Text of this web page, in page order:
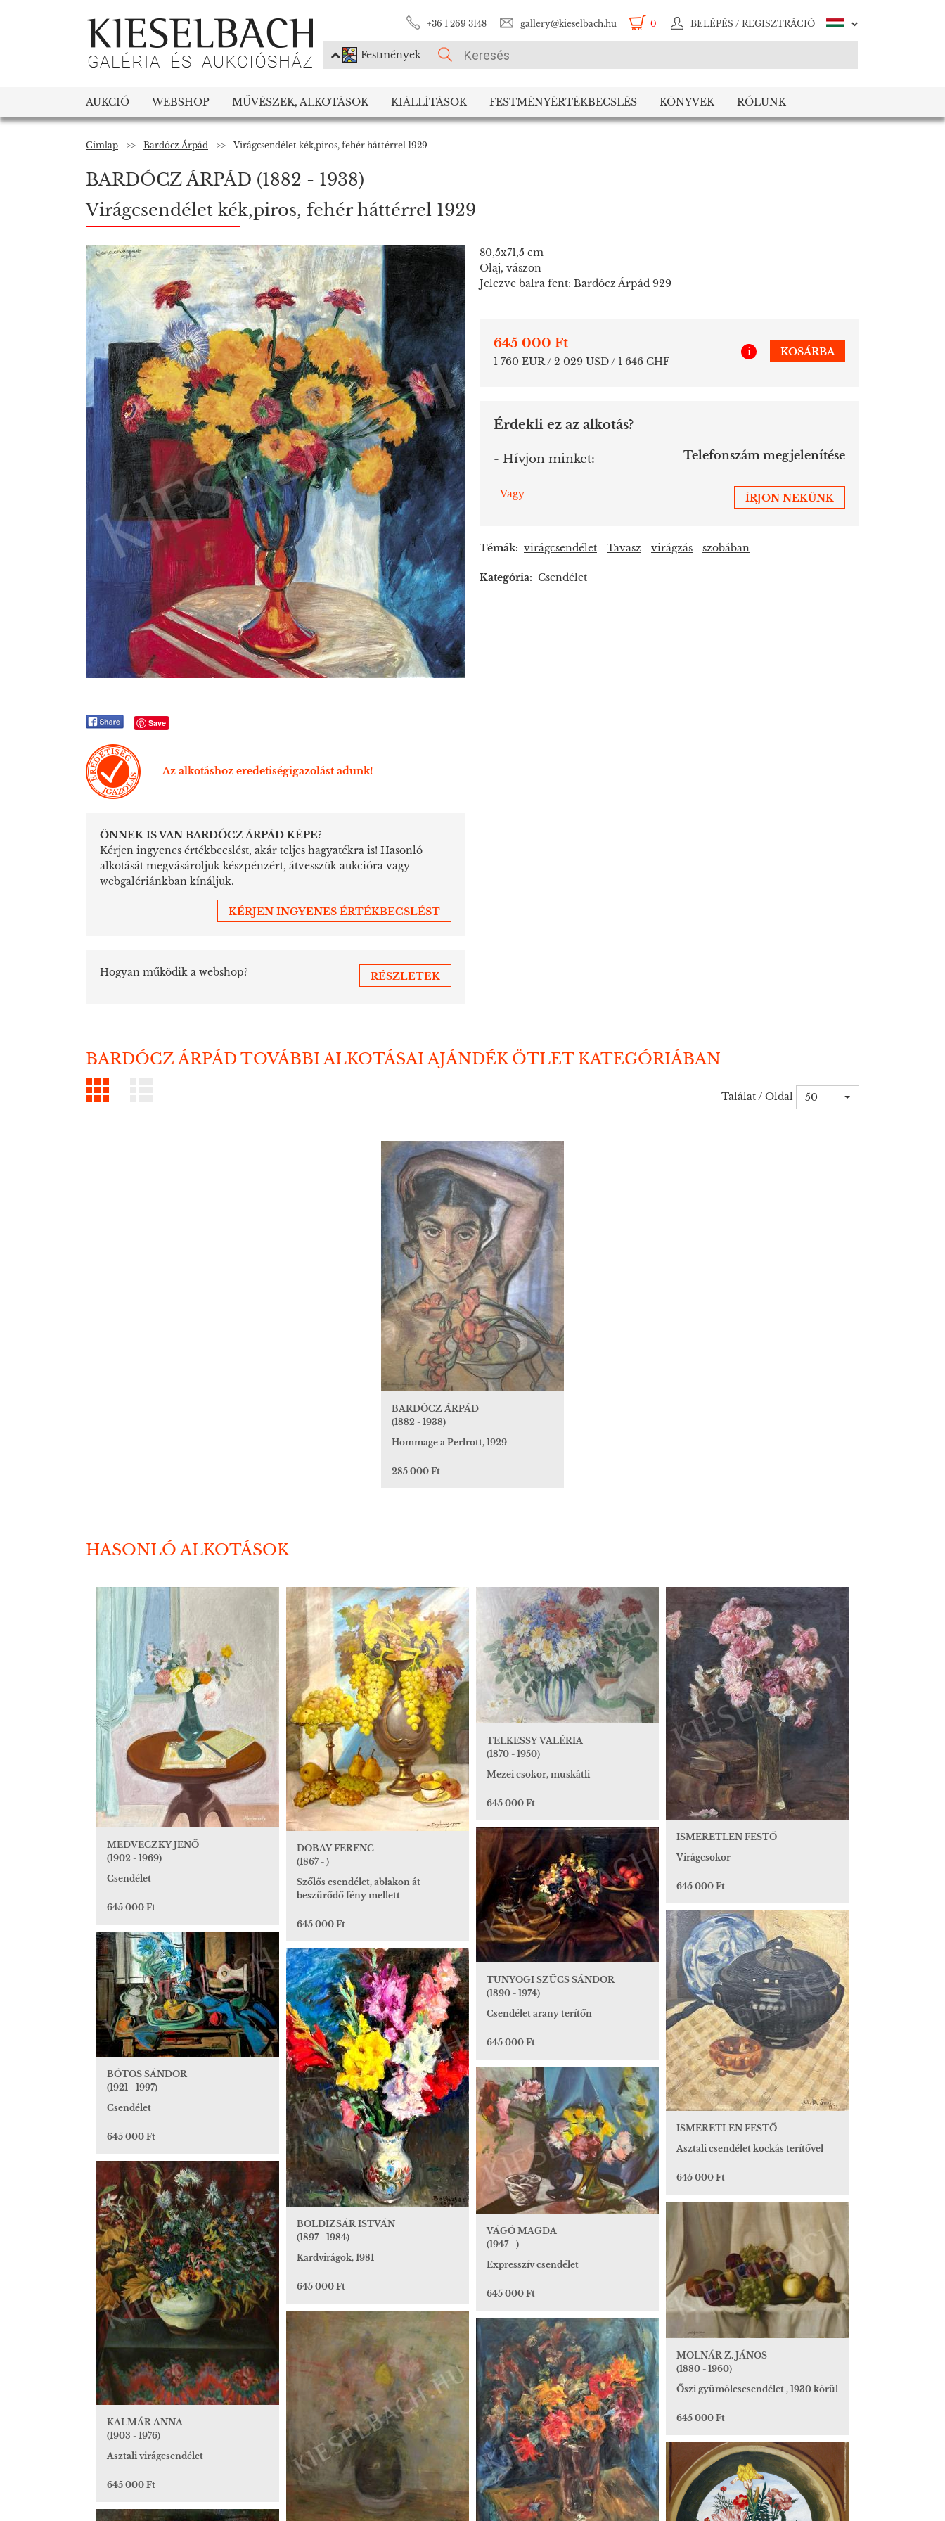
+36 1 269 3148 gallery@kieselbach.hu 0 BELÉPÉS / REGISZTRÁCIÓ
Festmények
Festmények
AUKCIÓ WEBSHOP MŰVÉSZEK, ALKOTÁSOK KIÁLLÍTÁSOK FESTMÉNYÉRTÉKBECSLÉS KÖNYVEK RÓLUNK
Címlap >> Bardócz Árpád >> Virágcsendélet kék,piros, fehér háttérrel 1929
BARDÓCZ ÁRPÁD (1882 - 1938)
Virágcsendélet kék,piros, fehér háttérrel 1929
Save
Az alkotáshoz eredetiségigazolást adunk!
ÖNNEK IS VAN BARDÓCZ ÁRPÁD KÉPE?
Kérjen ingyenes értékbecslést, akár teljes hagyatékra is! Hasonló
alkotását megvásároljuk készpénzért, átvesszük aukcióra vagy
webgalériánkban kínáljuk.
KÉRJEN INGYENES ÉRTÉKBECSLÉST
Hogyan működik a webshop? RÉSZLETEK
80,5x71,5 cm
Olaj, vászon
Jelezve balra fent: Bardócz Árpád 929
645 000 Ft
1 760 EUR / 2 029 USD / 1 646 CHF
i KOSÁRBA
Érdekli ez az alkotás?
- Hívjon minket: Telefonszám megjelenítése
- Vagy ÍRJON NEKÜNK
Témák: virágcsendélet Tavasz virágzás szobában
Kategória: Csendélet
BARDÓCZ ÁRPÁD TOVÁBBI ALKOTÁSAI AJÁNDÉK ÖTLET KATEGÓRIÁBAN
Találat / Oldal 50
BARDÓCZ ÁRPÁD
(1882 - 1938)
Hommage a Perlrott, 1929
285 000 Ft
HASONLÓ ALKOTÁSOK
MEDVECZKY JENŐ
(1902 - 1969)
Csendélet
645 000 Ft
DOBAY FERENC
(1867 - )
Szőlős csendélet, ablakon át
beszűrődő fény mellett
645 000 Ft
TELKESSY VALÉRIA
(1870 - 1950)
Mezei csokor, muskátli
645 000 Ft
ISMERETLEN FESTŐ
Virágcsokor
645 000 Ft
TUNYOGI SZŰCS SÁNDOR
(1890 - 1974)
Csendélet arany terítőn
645 000 Ft
ISMERETLEN FESTŐ
Asztali csendélet kockás terítővel
645 000 Ft
BÓTOS SÁNDOR
(1921 - 1997)
Csendélet
645 000 Ft
BOLDIZSÁR ISTVÁN
(1897 - 1984)
Kardvirágok, 1981
645 000 Ft
VÁGÓ MAGDA
(1947 - )
Expresszív csendélet
645 000 Ft
KALMÁR ANNA
(1903 - 1976)
Asztali virágcsendélet
645 000 Ft
MOLNÁR Z. JÁNOS
(1880 - 1960)
Őszi gyümölcscsendélet , 1930 körül
645 000 Ft